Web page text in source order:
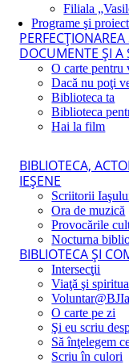
Filiala
Programe şi
DOCUMENTE ŞI A
O carte pentru
Dacă nu poţi
Biblioteca ta
Biblioteca
Hai la film
BIBLIOTECA,
IEŞENE
Scriitorii
Ora de muzică
Provocările
Nocturna
BIBLIOTECA ŞI
Intersecţii
Viaţă şi
O carte pe zi
Şi eu scriu
Să înţelegem
Scriu în culori